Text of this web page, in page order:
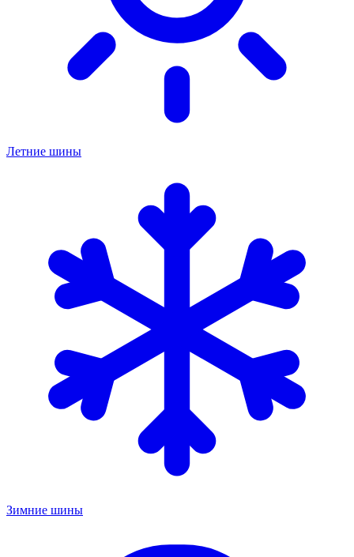
Летние шины
Зимние шины